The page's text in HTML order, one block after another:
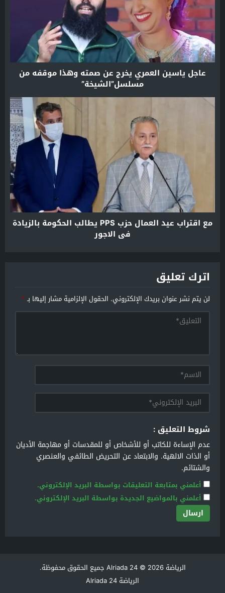
عاجل ياسين العمري يخرج عن صمته وهذا موقفه من
مسلسل”الشيخة”
مع اقتراب عيد العمال حزب PPS يطالب الحكومة بالزيادة
في الاجور
اترك تعليق
لن يتم نشر عنوان بريدك الإلكتروني. الحقول الإلزامية مشار إليها بـ*
شروط التعليق :
عدم الإساءة للكاتب أو للأشخاص أو للمقدسات أو مهاجمة الأديان
أو الذات الالهية. والابتعاد عن التحريض الطائفي والعنصري
والشتائم.
أعلمني بمتابعة التعليقات بواسطة البريد الإلكتروني.
أعلمني بالمواضيع الجديدة بواسطة البريد الإلكتروني.
الرياضة Alriada 24© 2026 جميع الحقوق محفوظة.
الرياضة Alriada 24